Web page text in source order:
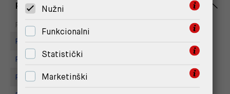
RASPOLOŽIVOST PO POSLOVNICAMA
Poslovnica
Na upit
Replay store, Arena centar
Replay Store, City Center One
Replay Store, Joker Centar
Nužni
Funkcionalni
Statistički
Marketinški